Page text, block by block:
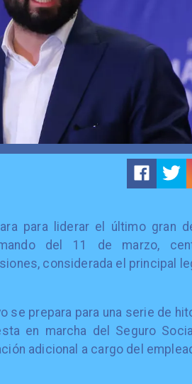
para liderar el último gran
del 11 de marzo,
considerada el principal
se prepara para una serie de
en marcha del Seguro
adicional a cargo del